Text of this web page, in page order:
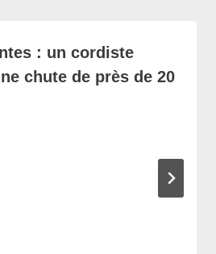
: un cordiste
chute de près de 20